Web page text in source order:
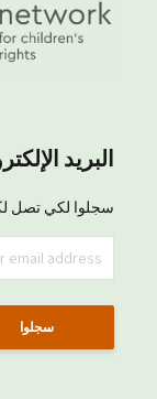
البريد
سجلوا لكي تصل